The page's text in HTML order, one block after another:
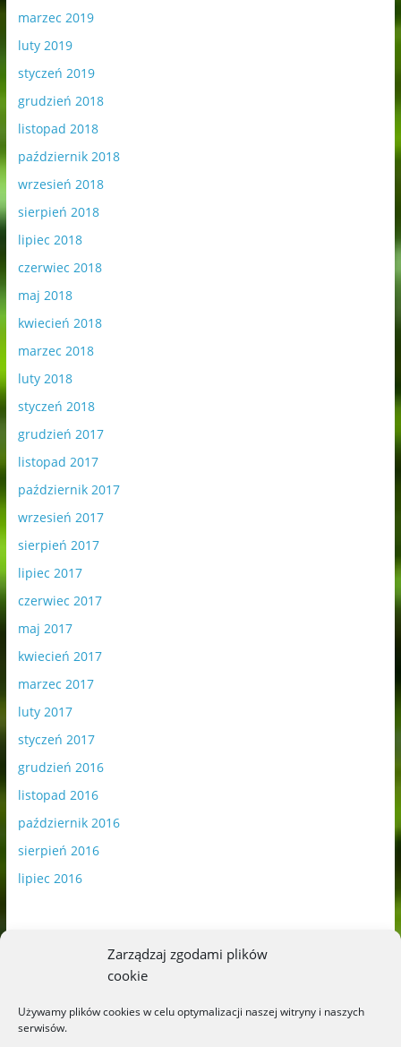
Zarządzaj zgodami plików
cookie
Używamy plików cookies w celu optymalizacji naszej witryny i naszych
serwisów.
marzec 2019
luty 2019
styczeń 2019
grudzień 2018
listopad 2018
październik 2018
wrzesień 2018
sierpień 2018
lipiec 2018
czerwiec 2018
maj 2018
kwiecień 2018
marzec 2018
luty 2018
styczeń 2018
grudzień 2017
listopad 2017
październik 2017
wrzesień 2017
sierpień 2017
lipiec 2017
czerwiec 2017
maj 2017
kwiecień 2017
marzec 2017
luty 2017
styczeń 2017
grudzień 2016
listopad 2016
październik 2016
sierpień 2016
lipiec 2016